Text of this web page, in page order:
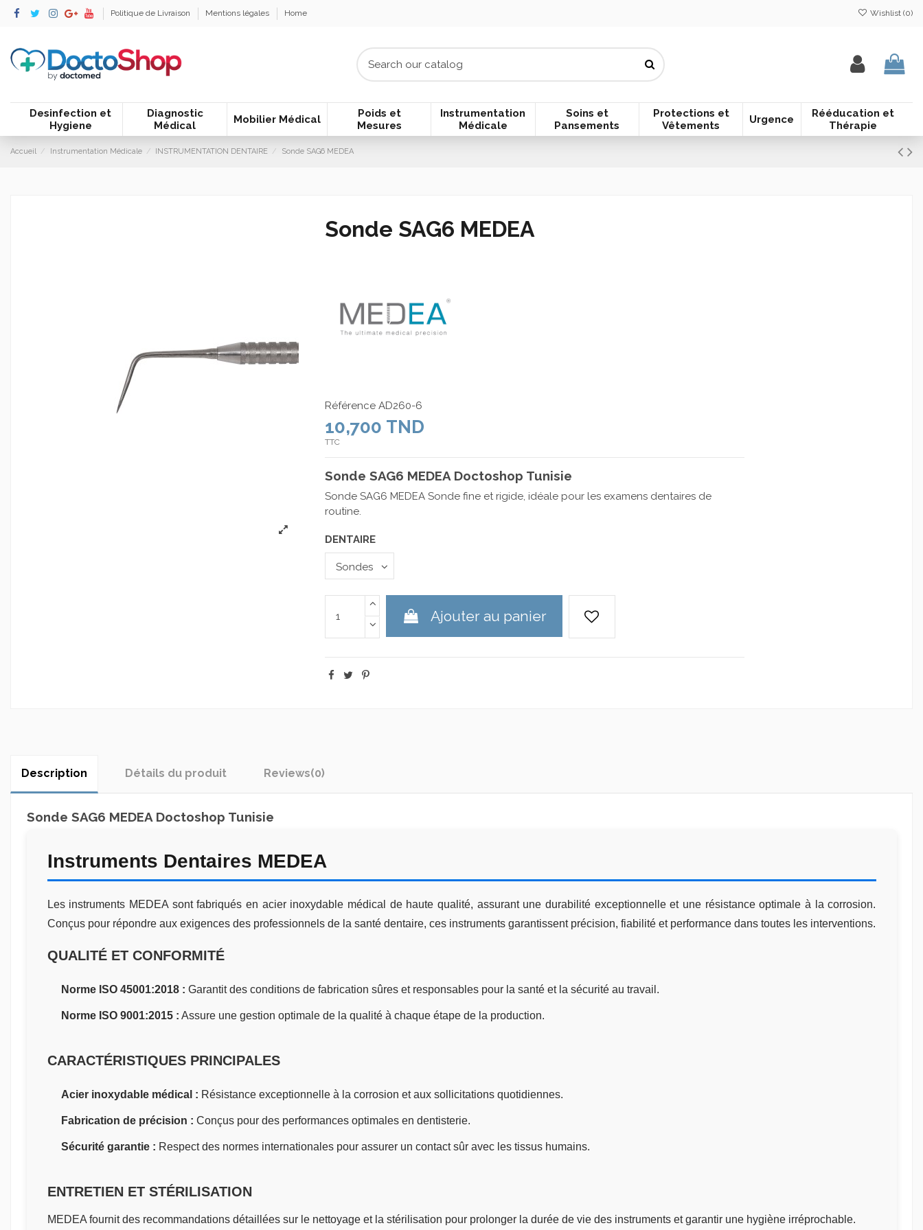
Politique de Livraison Mentions légales Home Wishlist (0)
Desinfection et
Hygiene
Diagnostic
Médical
Mobilier Médical
Poids et
Mesures
Instrumentation
Médicale
Soins et
Pansements
Protections et
Vêtements
Urgence
Rééducation et
Thérapie
Accueil Instrumentation Médicale INSTRUMENTATION DENTAIRE Sonde SAG6 MEDEA
Sonde SAG6 MEDEA
Référence AD260-6
10,700 TND
TTC
Sonde SAG6 MEDEA Doctoshop Tunisie
Sonde SAG6 MEDEA Sonde fine et rigide, idéale pour les examens dentaires de
routine.
DENTAIRE
Ajouter au panier
Description Détails du produit Reviews(0)
Sonde SAG6 MEDEA Doctoshop Tunisie
Instruments Dentaires MEDEA
Les instruments MEDEA sont fabriqués en acier inoxydable médical de haute qualité, assurant une durabilité exceptionnelle et une résistance optimale à la corrosion.
Conçus pour répondre aux exigences des professionnels de la santé dentaire, ces instruments garantissent précision, fiabilité et performance dans toutes les interventions.
QUALITÉ ET CONFORMITÉ
Norme ISO 45001:2018 : Garantit des conditions de fabrication sûres et responsables pour la santé et la sécurité au travail.
Norme ISO 9001:2015 : Assure une gestion optimale de la qualité à chaque étape de la production.
CARACTÉRISTIQUES PRINCIPALES
Acier inoxydable médical : Résistance exceptionnelle à la corrosion et aux sollicitations quotidiennes.
Fabrication de précision : Conçus pour des performances optimales en dentisterie.
Sécurité garantie : Respect des normes internationales pour assurer un contact sûr avec les tissus humains.
ENTRETIEN ET STÉRILISATION
MEDEA fournit des recommandations détaillées sur le nettoyage et la stérilisation pour prolonger la durée de vie des instruments et garantir une hygiène irréprochable.